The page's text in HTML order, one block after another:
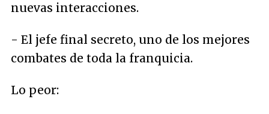
nuevas interacciones.
- El jefe final secreto, uno de los mejores
combates de toda la franquicia.
Lo peor: